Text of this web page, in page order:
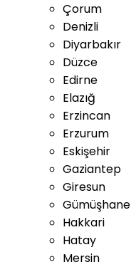
Çorum
Denizli
Diyarbakır
Düzce
Edirne
Elazığ
Erzincan
Erzurum
Eskişehir
Gaziantep
Giresun
Gümüşhane
Hakkari
Hatay
Mersin